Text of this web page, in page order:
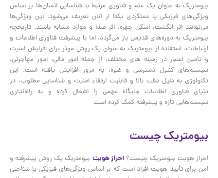
بیومتریک به عنوان یک علم و فناوری مرتبط با شناسایی انسان‌ها بر اساس
ویژگی‌های فیزیکی یا عملکردی یکتا از آنان تعریف می‌شود. این ویژگی‌ها
می‌توانند اثر انگشت، اسکن چهره، اثر صدا و موارد مشابه باشند. تاریخچه
بیومتریک به دوره‌های قدیمی باز می‌گردد، اما با پیشرفت فناوری اطلاعات و
ارتباطات، استفاده از بیومتریک به عنوان یک روش موثر برای افزایش امنیت
و تأمین اعتبار در زمینه های مختلف، از جمله امور مالی، امور مهاجرتی،
سیستم‌های کنترل دسترسی و غیره، به مرور افزایش یافته است. این
تکنولوژی به دلیل دقت بالا و قابلیت ارتقاء امنیت و شناسایی مطلوب، در
دنیای فناوری اطلاعات جایگاه مهمی را اشغال کرده و به راه‌اندازی
سیستم‌هایی تازه و پیشرفته کمک کرده است
بیومتریک چیست
احراز هویت بیومتریک چیست؟ احراز هویت بیومتریک یک روش پیشرفته و
امن برای تأیید هویت افراد است که بر اساس ویژگی‌های فیزیکی یا شناختی